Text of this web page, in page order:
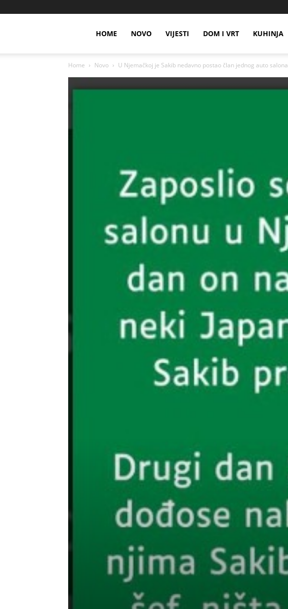
HOME NOVO VIJESTI DOM I VRT KUHINJA
Home Novo U Njemačkoj je Sakib nedavno postao član jednog auto salona